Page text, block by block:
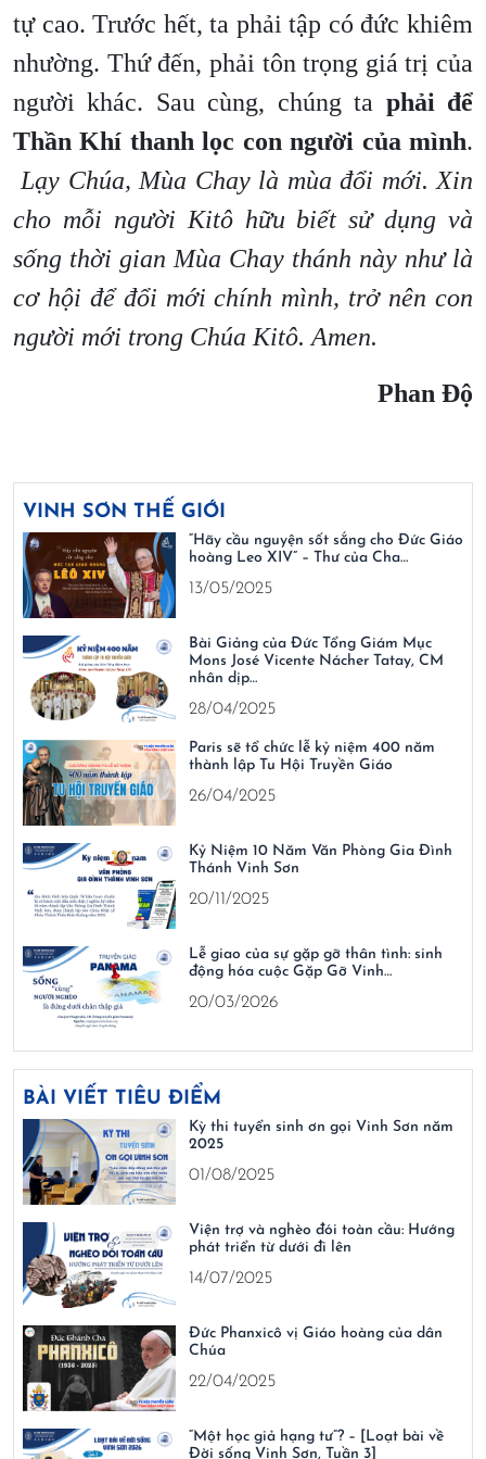
tự cao. Trước hết, ta phải tập có đức khiêm
nhường. Thứ đến, phải tôn trọng giá trị của
người khác. Sau cùng, chúng ta phải để
Thần Khí thanh lọc con người của mình.
Lạy Chúa, Mùa Chay là mùa đổi mới. Xin
cho mỗi người Kitô hữu biết sử dụng và
sống thời gian Mùa Chay thánh này như là
cơ hội để đổi mới chính mình, trở nên con
người mới trong Chúa Kitô. Amen.
Phan Độ
VINH SƠN THẾ GIỚI
“Hãy cầu nguyện sốt sắng cho Đức Giáo
hoàng Leo XIV” – Thư của Cha…
13/05/2025
Bài Giảng của Đức Tổng Giám Mục
Mons José Vicente Nácher Tatay, CM
nhân dịp…
28/04/2025
Paris sẽ tổ chức lễ kỷ niệm 400 năm
thành lập Tu Hội Truyền Giáo
26/04/2025
Kỷ Niệm 10 Năm Văn Phòng Gia Đình
Thánh Vinh Sơn
20/11/2025
Lễ giao của sự gặp gỡ thân tình: sinh
động hóa cuộc Gặp Gỡ Vinh…
20/03/2026
BÀI VIẾT TIÊU ĐIỂM
Kỳ thi tuyển sinh ơn gọi Vinh Sơn năm
2025
01/08/2025
Viện trợ và nghèo đói toàn cầu: Hướng
phát triển từ dưới đi lên
14/07/2025
Đức Phanxicô vị Giáo hoàng của dân
Chúa
22/04/2025
“Một học giả hạng tư”? – [Loạt bài về
Đời sống Vinh Sơn, Tuần 3]